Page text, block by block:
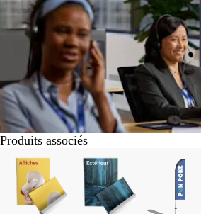
Produits associés
Diapositives